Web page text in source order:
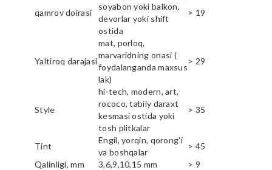
qamrov doirasi
soyabon yoki balkon,
devorlar yoki shift
ostida
> 19
Yaltiroq darajasi
mat, porloq,
marvaridning onasi (
foydalanganda maxsus
lak)
> 29
Style
hi-tech, modern, art,
rococo, tabiiy daraxt
kesmasi ostida yoki
tosh plitkalar
> 35
Tint
Engil, yorqin, qorong'i
va boshqalar
> 45
Qalinligi, mm
3,6,9,10,15 mm > 9